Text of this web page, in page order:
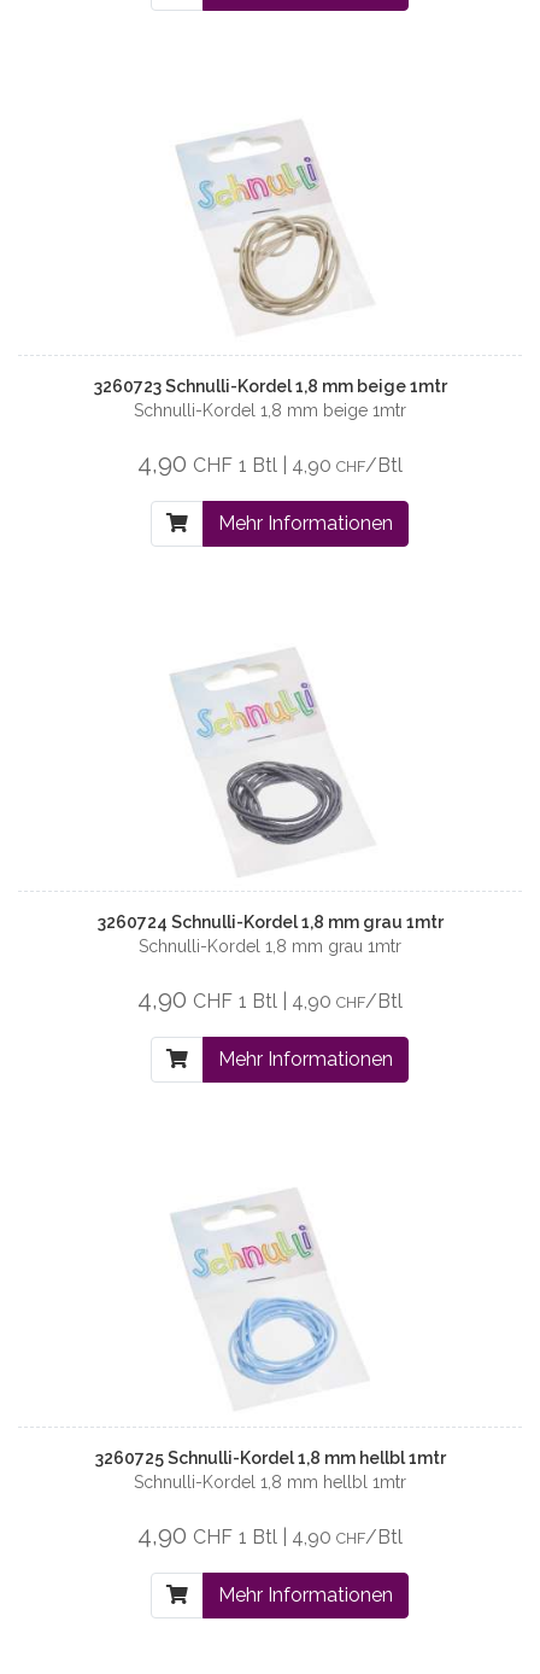
3260723 Schnulli-Kordel 1,8 mm beige 1mtr
Schnulli-Kordel 1,8 mm beige 1mtr
4,90 CHF 1 Btl | 4,90 CHF/Btl
Mehr Informationen
3260724 Schnulli-Kordel 1,8 mm grau 1mtr
Schnulli-Kordel 1,8 mm grau 1mtr
4,90 CHF 1 Btl | 4,90 CHF/Btl
Mehr Informationen
3260725 Schnulli-Kordel 1,8 mm hellbl 1mtr
Schnulli-Kordel 1,8 mm hellbl 1mtr
4,90 CHF 1 Btl | 4,90 CHF/Btl
Mehr Informationen